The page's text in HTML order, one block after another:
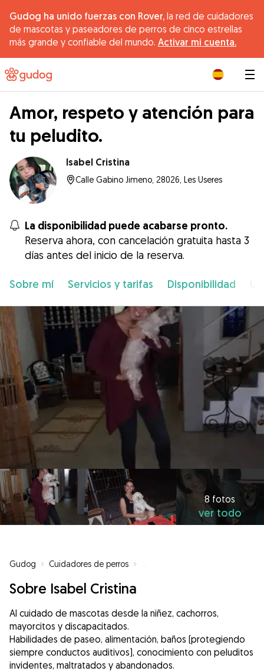
Gudog ha unido fuerzas con Rover, la red de cuidadores
de mascotas y paseadores de perros de cinco estrellas
más grande y confiable del mundo. Activar mi cuenta.
Amor, respeto y atención para
tu peludito.
Isabel Cristina
Calle Gabino Jimeno, 28026, Les Useres
La disponibilidad puede acabarse pronto.
Reserva ahora, con cancelación gratuita hasta 3
días antes del inicio de la reserva.
Sobre mí Servicios y tarifas Disponibilidad
8 fotos
ver todo
Gudog » Cuidadores de perros »
Sobre Isabel Cristina
Al cuidado de mascotas desde la niñez, cachorros,
mayorcitos y discapacitados.
Habilidades de paseo, alimentación, baños (protegiendo
siempre conductos auditivos), conocimiento con peluditos
invidentes, maltratados y abandonados.